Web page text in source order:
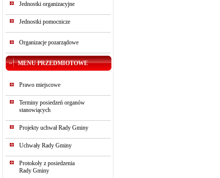
Jednostki organizacyjne
Jednostki pomocnicze
Organizacje pozarządowe
MENU PRZEDMIOTOWE
Prawo miejscowe
Terminy posiedzeń organów
stanowiących
Projekty uchwał Rady Gminy
Uchwały Rady Gminy
Protokoły z posiedzenia
Rady Gminy